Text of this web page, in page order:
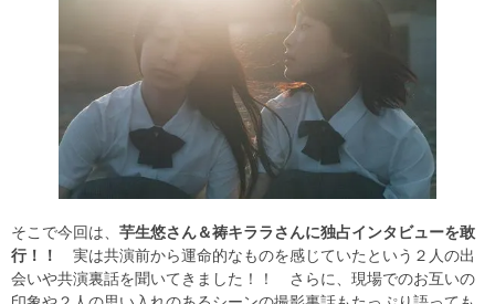
そこで今回は、 芋生悠さん＆祷キララさんに独占インタビューを敢
行！！
実は共演前から運命的なものを感じていたという２人の出
会いや共演裏話を聞いてきました！！ さらに、現場でのお互いの